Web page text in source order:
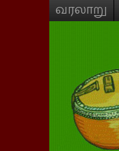
வரலாறு